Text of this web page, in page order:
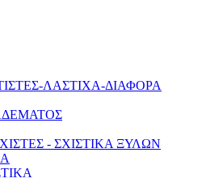
ΛΑΣΤΙΧΑ-ΔΙΑΦOΡΑ
- ΣΧΙΣΤΙΚΑ ΞΥΛΩΝ